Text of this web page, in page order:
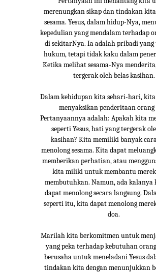
merenungkan sikap dan tindakan
sesama. Yesus, dalam hidup-Nya,
kepedulian yang mendalam terhadap
di sekitarNya. Ia adalah pribadi yang
hukum, tetapi tidak kaku dalam
Ketika melihat sesama-Nya
tergerak oleh belas kasihan.
Dalam kehidupan kita sehari-hari,
menyaksikan penderitaan
Pertanyaannya adalah: Apakah kita
seperti Yesus, hati yang tergerak
kasihan? Kita memiliki banyak
menolong sesama. Kita dapat
memberikan perhatian, atau
kita miliki untuk membantu
membutuhkan. Namun, ada
dapat menolong secara langsung.
seperti itu, kita dapat menolong
doa.
Marilah kita berkomitmen untuk
yang peka terhadap kebutuhan
berusaha untuk meneladani Yesus
tindakan kita dengan menunjukkan